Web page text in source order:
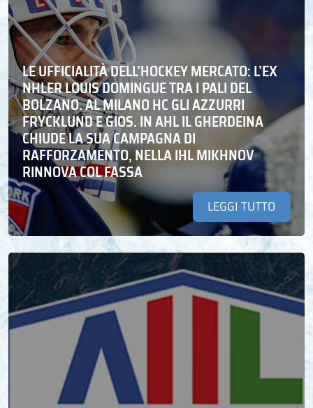
LE UFFICIALITÀ DELL’HOCKEY MERCATO: L’EX
NHLER LOUIS DOMINGUE TRA I PALI DEL
BOLZANO. AL MILANO HC GLI AZZURRI
FRYCKLUND E GIOS. IN AHL IL GHERDEINA
CHIUDE LA SUA CAMPAGNA DI
RAFFORZAMENTO, NELLA IHL MIKHNOV
RINNOVA COL FASSA
LEGGI TUTTO